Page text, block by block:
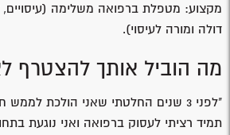
מקצוע: מטפלת ברפואה משלימה (עיסויים,
דולה ומורה לעיסוי).
מה הוביל אותך להצטרף
"לפני 3 שנים החלטתי שאני הולכת
תמיד רציתי לעסוק ברפואה ואני נוגעת